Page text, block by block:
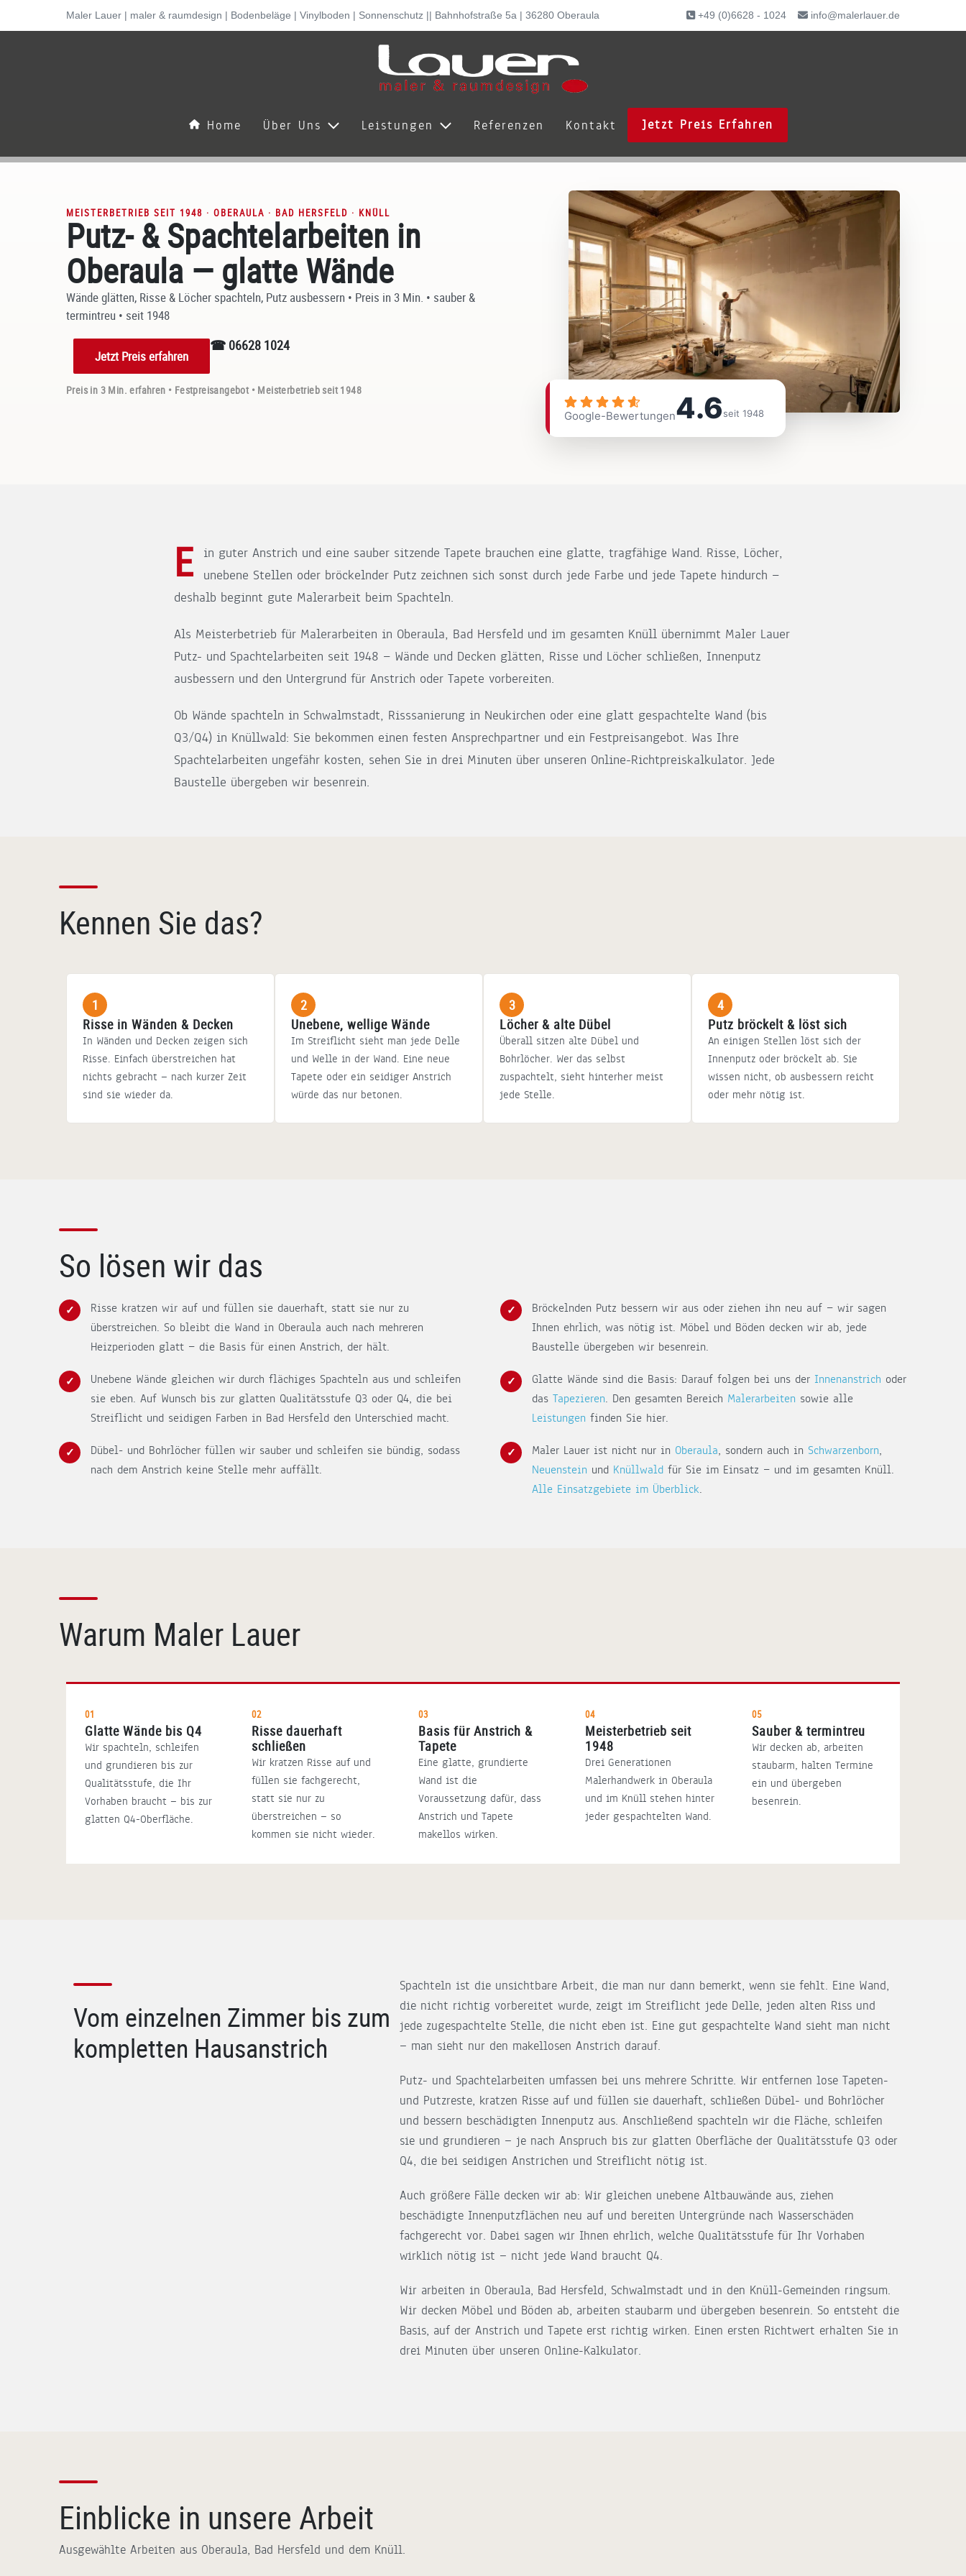
Maler Lauer | maler & raumdesign | Bodenbeläge | Vinylboden | Sonnenschutz || Bahnhofstraße 5a | 36280 Oberaula +49 (0)6628 - 1024 info@malerlauer.de
Home Über Uns Leistungen Referenzen Kontakt Jetzt Preis Erfahren
MEISTERBETRIEB SEIT 1948 · OBERAULA · BAD HERSFELD · KNÜLL
Putz- & Spachtelarbeiten in
Oberaula — glatte Wände
Wände glätten, Risse & Löcher spachteln, Putz ausbessern • Preis in 3 Min. • sauber &
termintreu • seit 1948
Jetzt Preis erfahren
☎ 06628 1024
Preis in 3 Min. erfahren • Festpreisangebot • Meisterbetrieb seit 1948
Google-Bewertungen4.6seit 1948
E in guter Anstrich und eine sauber sitzende Tapete brauchen eine glatte, tragfähige Wand. Risse, Löcher,
unebene Stellen oder bröckelnder Putz zeichnen sich sonst durch jede Farbe und jede Tapete hindurch —
deshalb beginnt gute Malerarbeit beim Spachteln.
Als Meisterbetrieb für Malerarbeiten in Oberaula, Bad Hersfeld und im gesamten Knüll übernimmt Maler Lauer
Putz- und Spachtelarbeiten seit 1948 — Wände und Decken glätten, Risse und Löcher schließen, Innenputz
ausbessern und den Untergrund für Anstrich oder Tapete vorbereiten.
Ob Wände spachteln in Schwalmstadt, Risssanierung in Neukirchen oder eine glatt gespachtelte Wand (bis
Q3/Q4) in Knüllwald: Sie bekommen einen festen Ansprechpartner und ein Festpreisangebot. Was Ihre
Spachtelarbeiten ungefähr kosten, sehen Sie in drei Minuten über unseren Online-Richtpreiskalkulator. Jede
Baustelle übergeben wir besenrein.
Kennen Sie das?
1
Risse in Wänden & Decken
In Wänden und Decken zeigen sich
Risse. Einfach überstreichen hat
nichts gebracht — nach kurzer Zeit
sind sie wieder da.
2
Unebene, wellige Wände
Im Streiflicht sieht man jede Delle
und Welle in der Wand. Eine neue
Tapete oder ein seidiger Anstrich
würde das nur betonen.
3
Löcher & alte Dübel
Überall sitzen alte Dübel und
Bohrlöcher. Wer das selbst
zuspachtelt, sieht hinterher meist
jede Stelle.
4
Putz bröckelt & löst sich
An einigen Stellen löst sich der
Innenputz oder bröckelt ab. Sie
wissen nicht, ob ausbessern reicht
oder mehr nötig ist.
So lösen wir das
Risse kratzen wir auf und füllen sie dauerhaft, statt sie nur zu
überstreichen. So bleibt die Wand in Oberaula auch nach mehreren
Heizperioden glatt — die Basis für einen Anstrich, der hält.
Unebene Wände gleichen wir durch flächiges Spachteln aus und schleifen
sie eben. Auf Wunsch bis zur glatten Qualitätsstufe Q3 oder Q4, die bei
Streiflicht und seidigen Farben in Bad Hersfeld den Unterschied macht.
Dübel- und Bohrlöcher füllen wir sauber und schleifen sie bündig, sodass
nach dem Anstrich keine Stelle mehr auffällt.
Bröckelnden Putz bessern wir aus oder ziehen ihn neu auf — wir sagen
Ihnen ehrlich, was nötig ist. Möbel und Böden decken wir ab, jede
Baustelle übergeben wir besenrein.
Glatte Wände sind die Basis: Darauf folgen bei uns der Innenanstrich oder
das Tapezieren. Den gesamten Bereich Malerarbeiten sowie alle
Leistungen finden Sie hier.
Maler Lauer ist nicht nur in Oberaula, sondern auch in Schwarzenborn,
Neuenstein und Knüllwald für Sie im Einsatz — und im gesamten Knüll.
Alle Einsatzgebiete im Überblick.
Warum Maler Lauer
01
Glatte Wände bis Q4
Wir spachteln, schleifen
und grundieren bis zur
Qualitätsstufe, die Ihr
Vorhaben braucht — bis zur
glatten Q4-Oberfläche.
02
Risse dauerhaft
schließen
Wir kratzen Risse auf und
füllen sie fachgerecht,
statt sie nur zu
überstreichen — so
kommen sie nicht wieder.
03
Basis für Anstrich &
Tapete
Eine glatte, grundierte
Wand ist die
Voraussetzung dafür, dass
Anstrich und Tapete
makellos wirken.
04
Meisterbetrieb seit
1948
Drei Generationen
Malerhandwerk in Oberaula
und im Knüll stehen hinter
jeder gespachtelten Wand.
05
Sauber & termintreu
Wir decken ab, arbeiten
staubarm, halten Termine
ein und übergeben
besenrein.
Vom einzelnen Zimmer bis zum
kompletten Hausanstrich
Spachteln ist die unsichtbare Arbeit, die man nur dann bemerkt, wenn sie fehlt. Eine Wand,
die nicht richtig vorbereitet wurde, zeigt im Streiflicht jede Delle, jeden alten Riss und
jede zugespachtelte Stelle, die nicht eben ist. Eine gut gespachtelte Wand sieht man nicht
— man sieht nur den makellosen Anstrich darauf.
Putz- und Spachtelarbeiten umfassen bei uns mehrere Schritte. Wir entfernen lose Tapeten-
und Putzreste, kratzen Risse auf und füllen sie dauerhaft, schließen Dübel- und Bohrlöcher
und bessern beschädigten Innenputz aus. Anschließend spachteln wir die Fläche, schleifen
sie und grundieren — je nach Anspruch bis zur glatten Oberfläche der Qualitätsstufe Q3 oder
Q4, die bei seidigen Anstrichen und Streiflicht nötig ist.
Auch größere Fälle decken wir ab: Wir gleichen unebene Altbauwände aus, ziehen
beschädigte Innenputzflächen neu auf und bereiten Untergründe nach Wasserschäden
fachgerecht vor. Dabei sagen wir Ihnen ehrlich, welche Qualitätsstufe für Ihr Vorhaben
wirklich nötig ist — nicht jede Wand braucht Q4.
Wir arbeiten in Oberaula, Bad Hersfeld, Schwalmstadt und in den Knüll-Gemeinden ringsum.
Wir decken Möbel und Böden ab, arbeiten staubarm und übergeben besenrein. So entsteht die
Basis, auf der Anstrich und Tapete erst richtig wirken. Einen ersten Richtwert erhalten Sie in
drei Minuten über unseren Online-Kalkulator.
Einblicke in unsere Arbeit
Ausgewählte Arbeiten aus Oberaula, Bad Hersfeld und dem Knüll.